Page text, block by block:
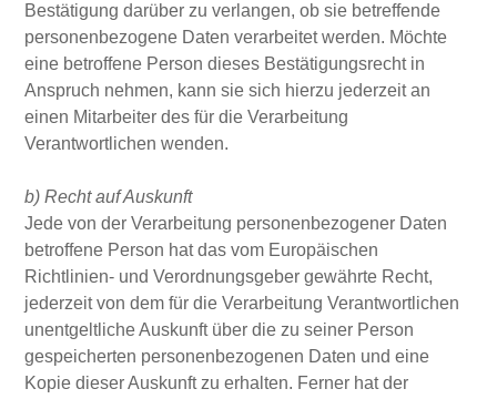
Bestätigung darüber zu verlangen, ob sie betreffende
personenbezogene Daten verarbeitet werden. Möchte
eine betroffene Person dieses Bestätigungsrecht in
Anspruch nehmen, kann sie sich hierzu jederzeit an
einen Mitarbeiter des für die Verarbeitung
Verantwortlichen wenden.
b) Recht auf Auskunft
Jede von der Verarbeitung personenbezogener Daten
betroffene Person hat das vom Europäischen
Richtlinien- und Verordnungsgeber gewährte Recht,
jederzeit von dem für die Verarbeitung Verantwortlichen
unentgeltliche Auskunft über die zu seiner Person
gespeicherten personenbezogenen Daten und eine
Kopie dieser Auskunft zu erhalten. Ferner hat der